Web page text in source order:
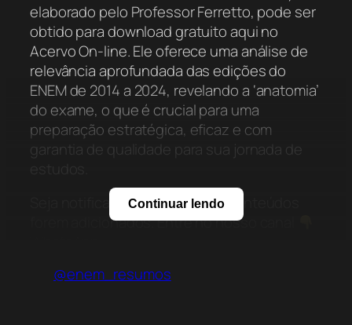
elaborado pelo Professor Ferretto, pode ser
obtido para download gratuito aqui no
Acervo On-line. Ele oferece uma análise de
relevância aprofundada das edições do
ENEM de 2014 a 2024, revelando a ‘anatomia’
do exame, o que é crucial para uma
preparação estratégica, eficaz e com
garantia de qualidade para sua jornada de
Seja notificado quando novos conteúdos
forem adicionados. Entre no nosso canal
Telegram: https://t.me/odonto_resumos
Continuar lendo
@enem_resumos